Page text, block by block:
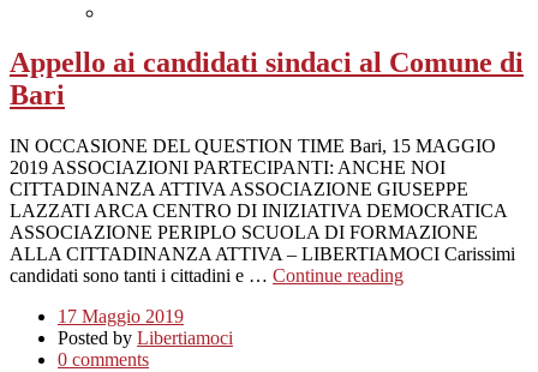
Appello ai candidati sindaci al Comune di
Bari
IN OCCASIONE DEL QUESTION TIME Bari, 15 MAGGIO
2019 ASSOCIAZIONI PARTECIPANTI: ANCHE NOI
CITTADINANZA ATTIVA ASSOCIAZIONE GIUSEPPE
LAZZATI ARCA CENTRO DI INIZIATIVA DEMOCRATICA
ASSOCIAZIONE PERIPLO SCUOLA DI FORMAZIONE
ALLA CITTADINANZA ATTIVA – LIBERTIAMOCI Carissimi
candidati sono tanti i cittadini e … Continue reading
17 Maggio 2019
Posted by Libertiamoci
0 comments